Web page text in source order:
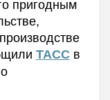
ТАССв